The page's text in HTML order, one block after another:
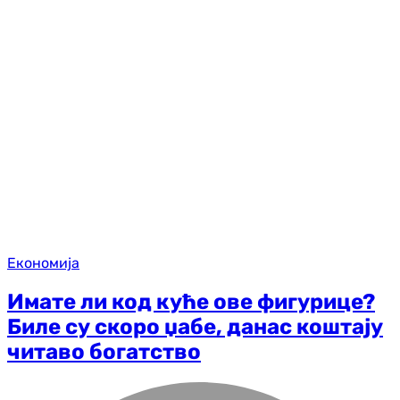
Економија
Имате ли код куће ове фигурице?
Биле су скоро џабе, данас коштају
читаво богатство